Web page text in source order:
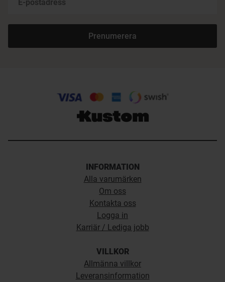
Prenumerera
INFORMATION
Alla varumärken
Om oss
Kontakta oss
Logga in
Karriär / Lediga jobb
VILLKOR
Allmänna villkor
Leveransinformation